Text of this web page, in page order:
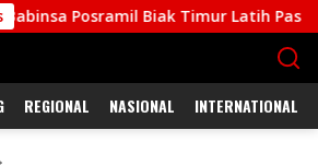
Biak Timur Latih Paskibra
REGIONAL NASIONAL INTERNATIONAL